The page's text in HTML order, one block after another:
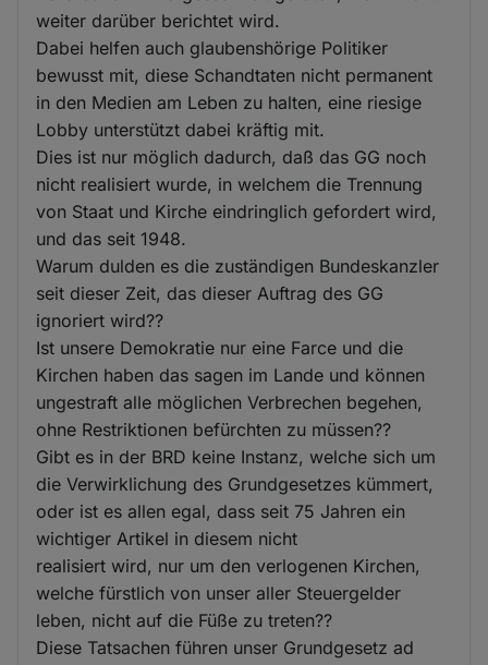
weiter darüber berichtet wird.
Dabei helfen auch glaubenshörige Politiker
bewusst mit, diese Schandtaten nicht permanent
in den Medien am Leben zu halten, eine riesige
Lobby unterstützt dabei kräftig mit.
Dies ist nur möglich dadurch, daß das GG noch
nicht realisiert wurde, in welchem die Trennung
von Staat und Kirche eindringlich gefordert wird,
und das seit 1948.
Warum dulden es die zuständigen Bundeskanzler
seit dieser Zeit, das dieser Auftrag des GG
ignoriert wird??
Ist unsere Demokratie nur eine Farce und die
Kirchen haben das sagen im Lande und können
ungestraft alle möglichen Verbrechen begehen,
ohne Restriktionen befürchten zu müssen??
Gibt es in der BRD keine Instanz, welche sich um
die Verwirklichung des Grundgesetzes kümmert,
oder ist es allen egal, dass seit 75 Jahren ein
wichtiger Artikel in diesem nicht
realisiert wird, nur um den verlogenen Kirchen,
welche fürstlich von unser aller Steuergelder
leben, nicht auf die Füße zu treten??
Diese Tatsachen führen unser Grundgesetz ad